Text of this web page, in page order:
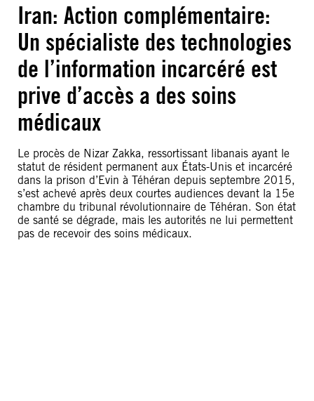
Iran: Action complémentaire:
Un spécialiste des technologies
de l’information incarcéré est
prive d’accès a des soins
médicaux
Le procès de Nizar Zakka, ressortissant libanais ayant le
statut de résident permanent aux États-Unis et incarcéré
dans la prison d’Evin à Téhéran depuis septembre 2015,
s’est achevé après deux courtes audiences devant la 15e
chambre du tribunal révolutionnaire de Téhéran. Son état
de santé se dégrade, mais les autorités ne lui permettent
pas de recevoir des soins médicaux.